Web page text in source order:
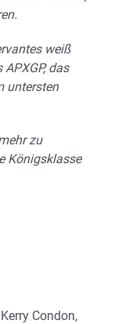
weiß
das
untersten
zu
Königsklasse
Condon,